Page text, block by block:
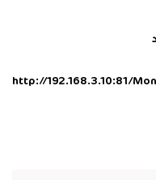
http://192.168.3.10:81/